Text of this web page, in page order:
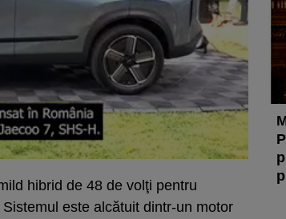
hibrid de 48 de volţi pentru
este alcătuit dintr-un motor